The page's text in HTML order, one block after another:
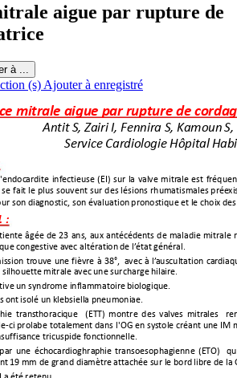
aigue par rupture de
à ...
(s) Ajouter à enregistré
mitrale aigue par rupture de
Antit S, Zairi I, Fennira S, Kamoun
Service Cardiologie Hôpital
ardite infectieuse (EI) sur la va lve mitrale est fr
se fait le plus souvent sur des lésions rhumatismales prée
son diagnostic, son évaluation pronostique et le choix
:
te âgée de 23 ans, aux antécédents de maladie mitrale
congestive avec altération de l’état général.
trouve une fièvre à 38°, avec à l’auscultation car
silhouette mitrale avec une surcharge hilaire.
un syndrome inflammatoire biologique.
ont isolé un klebsiella pneumoniae.
transthoracique (ETT) montre des valves mitrales
ci prolabe totalement dans l'OG en systole créant une
IM
tricuspide fonctionnelle.
par une échocardioghraphie transoesophagienne (ETO)
19 mm de grand diamètre attachée sur le bord libre de la